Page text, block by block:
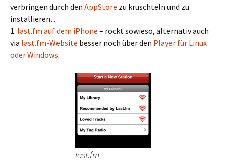
verbringen durch den AppStore zu kruschteln und zu
installieren…
1. last.fm auf dem iPhone – rockt sowieso, alternativ auch
via last.fm-Website besser noch über den Player für Linux
oder Windows.
last.fm